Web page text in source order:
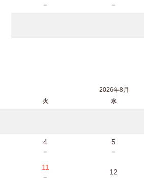
－
－
2026年8月
火 水
4
－
5
－
11
12